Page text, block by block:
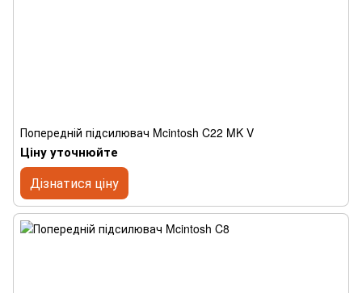
Попередній підсилювач Mcintosh C22 MK V
Ціну уточнюйте
Дізнатися ціну